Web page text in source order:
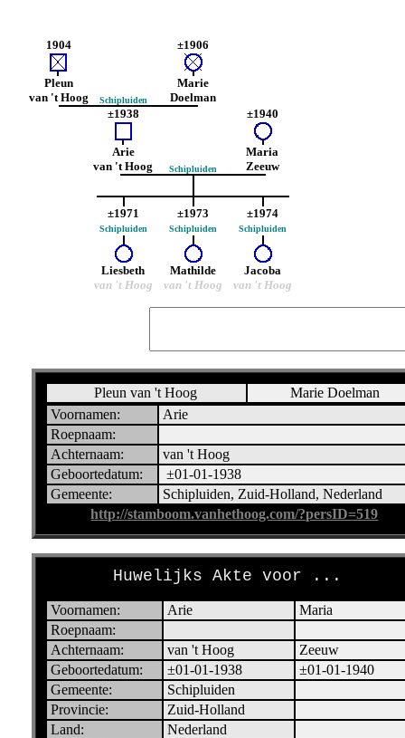
1904
Pleun
van 't Hoog
Schipluiden
±1906
Marie
Doelman
±1938
Arie
van 't Hoog
Schipluiden
±1940
Maria
Zeeuw
±1971
Schipluiden
Liesbeth
van 't Hoog
±1973
Schipluiden
Mathilde
van 't Hoog
±1974
Schipluiden
Jacoba
van 't Hoog
Pleun van 't Hoog
Marie Doelman
Voornamen:
Arie
Roepnaam:
Achternaam:
van 't Hoog
Geboortedatum:
±01-01-1938
Gemeente:
Schipluiden, Zuid-Holland, Nederland
http://stamboom.vanhethoog.com/?persID=519
Huwelijks Akte voor ...
Voornamen: Arie
Maria
Roepnaam:
Achternaam:
van 't Hoog
Zeeuw
Geboortedatum:
±01-01-1938
±01-01-1940
Gemeente:
Schipluiden
Provincie:
Zuid-Holland
Land:
Nederland